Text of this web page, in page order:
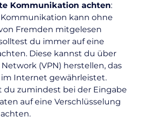
Kommunikation achten:
kann ohne
Fremden mitgelesen
du immer auf eine
Diese kannst du über
(VPN) herstellen, das
Internet gewährleistet.
du zumindest bei der Eingabe
auf eine Verschlüsselung